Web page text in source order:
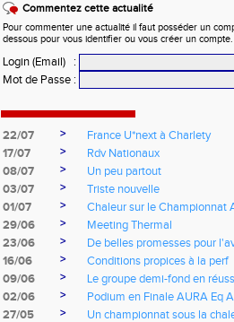
Commentez cette actualité
Pour commenter une actualité il faut posséder un
dessous pour vous identifier ou vous créer un compte.
Login (Email)
:
Mot de Passe :
22/07 >
France U*next à Charlety
17/07
>
Rdv Nationaux
08/07
>
Un peu partout
03/07
>
Triste nouvelle
01/07
>
Chaleur sur le Championnat
29/06
>
Meeting Thermal
23/06
>
De belles promesses pour
16/06
>
Conditions propices à la perf
09/06
>
Le groupe demi-fond en
02/06
>
Podium en Finale AURA Eq
27/05
> Un championnat sous la